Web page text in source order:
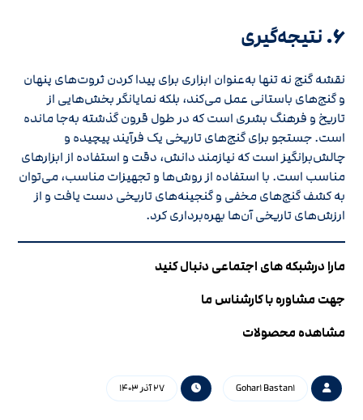
۶. نتیجه‌گیری
نقشه گنج نه تنها به‌عنوان ابزاری برای پیدا کردن ثروت‌های پنهان
و گنج‌های باستانی عمل می‌کند، بلکه نمایانگر بخش‌هایی از
تاریخ و فرهنگ بشری است که در طول قرون گذشته به‌جا مانده
است. جستجو برای گنج‌های تاریخی یک فرآیند پیچیده و
چالش‌برانگیز است که نیازمند دانش، دقت و استفاده از ابزارهای
مناسب است. با استفاده از روش‌ها و تجهیزات مناسب، می‌توان
به کشف گنج‌های مخفی و گنجینه‌های تاریخی دست یافت و از
ارزش‌های تاریخی آن‌ها بهره‌برداری کرد.
مارا درشبکه های اجتماعی دنبال کنید
جهت مشاوره با کارشناس ما
مشاهده محصولات
Gohar۱ Bastan۱ ۲۷ آذر ۱۴۰۳